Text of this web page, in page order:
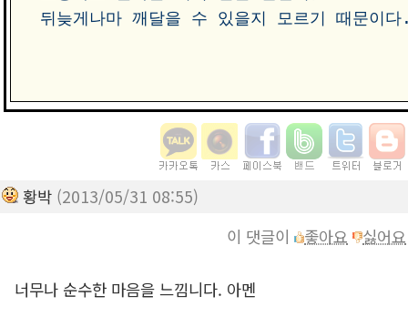
뒤늦게나마 깨달을 수 있을지 모르기 때문이
황박 (2013/05/31 08:55)
이 댓글이
좋아요 싫어요
너무나 순수한 마음을 느낌니다. 아멘